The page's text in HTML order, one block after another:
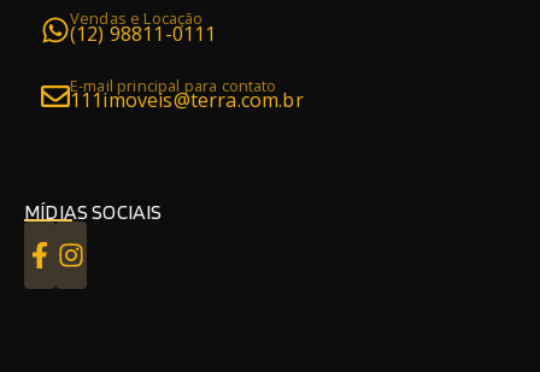
Vendas e Locação
(12) 98811-0111
E-mail principal para contato
111imoveis@terra.com.br
MÍDIAS SOCIAIS